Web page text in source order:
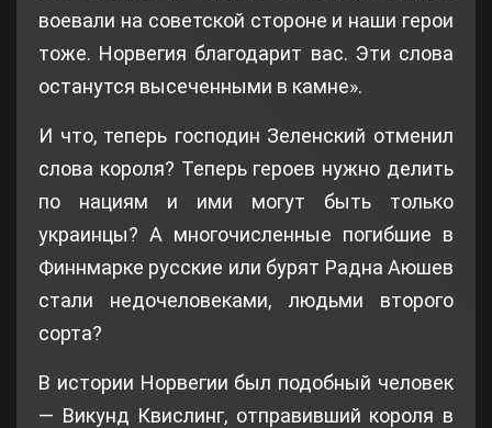
воевали на советской стороне и наши герои
тоже. Норвегия благодарит вас. Эти слова
останутся высеченными в камне».
И что, теперь господин Зеленский отменил
слова короля? Теперь героев нужно делить
по нациям и ими могут быть только
украинцы? А многочисленные погибшие в
Финнмарке русские или бурят Радна Аюшев
стали недочеловеками, людьми второго
сорта?
В истории Норвегии был подобный человек
— Викунд Квислинг, отправивший короля в